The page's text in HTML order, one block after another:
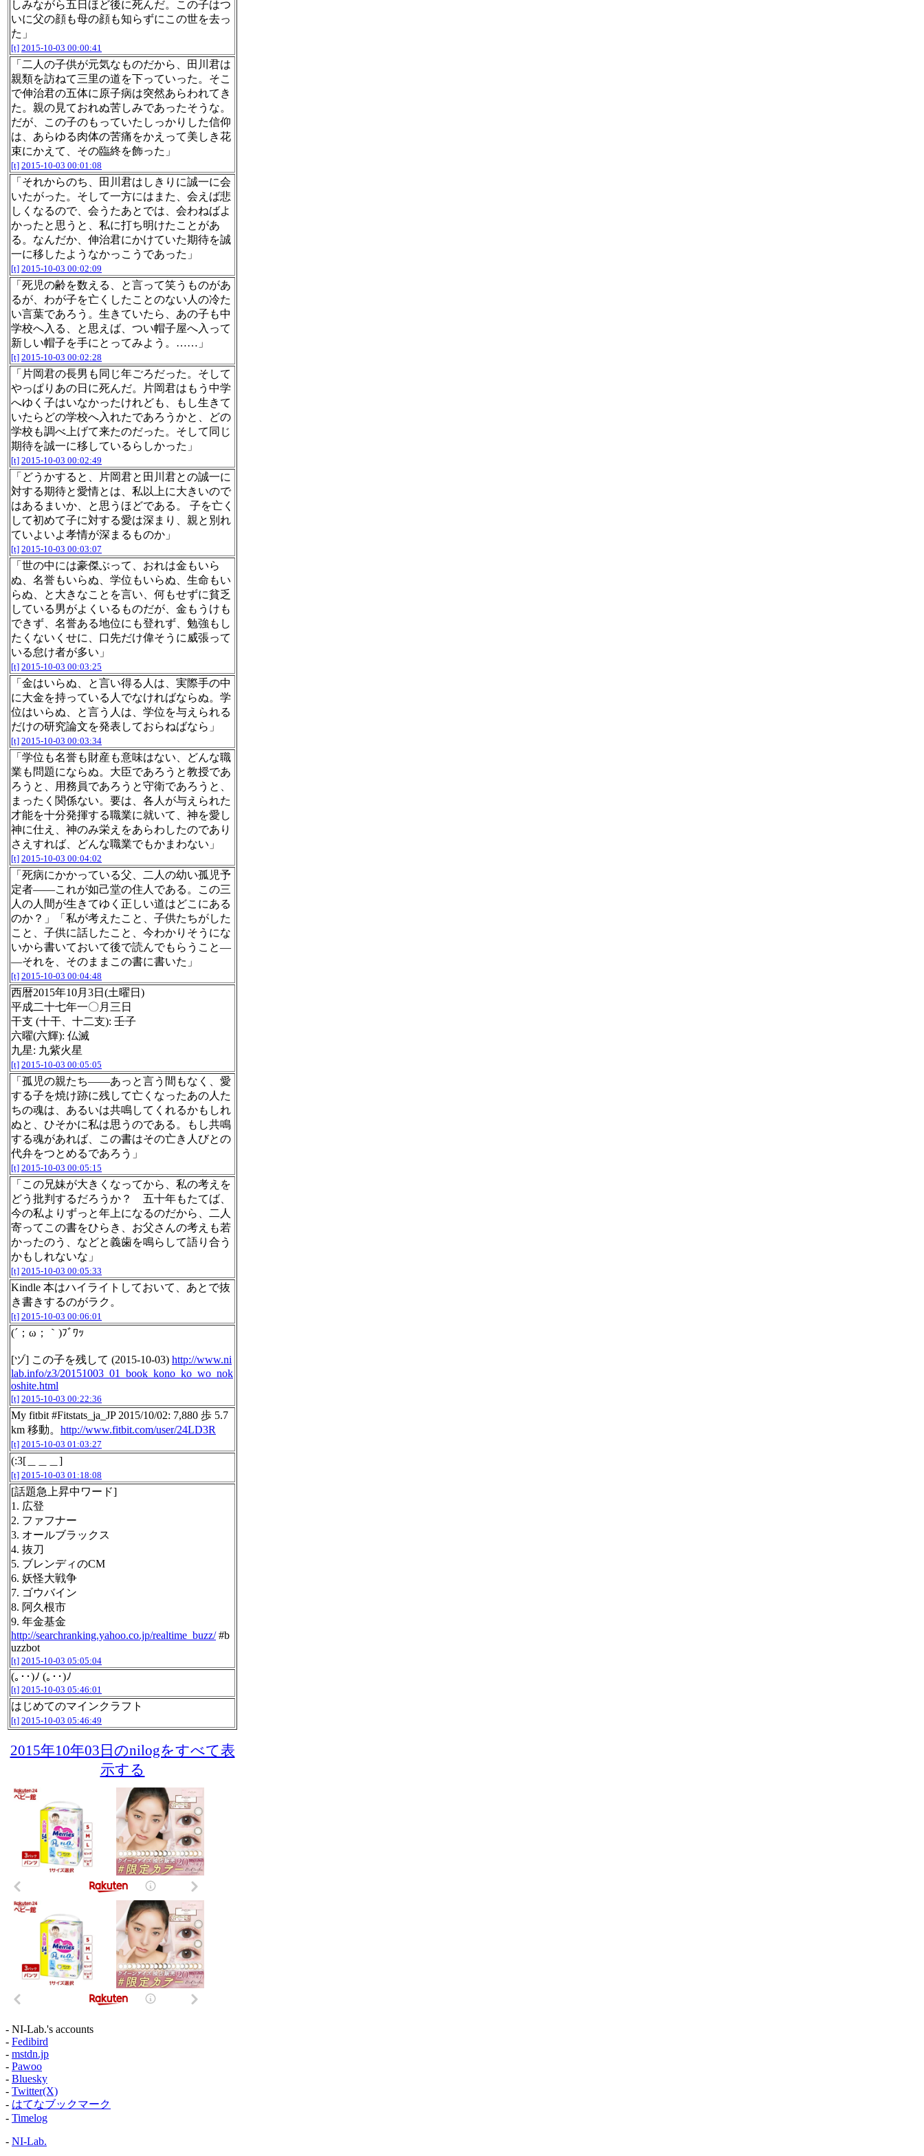
しみながら五日ほど後に死んだ。この子はつ
いに父の顔も母の顔も知らずにこの世を去っ
た」
[t] 2015-10-03 00:00:41
「二人の子供が元気なものだから、田川君は
親類を訪ねて三里の道を下っていった。そこ
で伸治君の五体に原子病は突然あらわれてき
た。親の見ておれぬ苦しみであったそうな。
だが、この子のもっていたしっかりした信仰
は、あらゆる肉体の苦痛をかえって美しき花
束にかえて、その臨終を飾った」
[t] 2015-10-03 00:01:08
「それからのち、田川君はしきりに誠一に会
いたがった。そして一方にはまた、会えば悲
しくなるので、会うたあとでは、会わねばよ
かったと思うと、私に打ち明けたことがあ
る。なんだか、伸治君にかけていた期待を誠
一に移したようなかっこうであった」
[t] 2015-10-03 00:02:09
「死児の齢を数える、と言って笑うものがあ
るが、わが子を亡くしたことのない人の冷た
い言葉であろう。生きていたら、あの子も中
学校へ入る、と思えば、つい帽子屋へ入って
新しい帽子を手にとってみよう。……」
[t] 2015-10-03 00:02:28
「片岡君の長男も同じ年ごろだった。そして
やっぱりあの日に死んだ。片岡君はもう中学
へゆく子はいなかったけれども、もし生きて
いたらどの学校へ入れたであろうかと、どの
学校も調べ上げて来たのだった。そして同じ
期待を誠一に移しているらしかった」
[t] 2015-10-03 00:02:49
「どうかすると、片岡君と田川君との誠一に
対する期待と愛情とは、私以上に大きいので
はあるまいか、と思うほどである。 子を亡く
して初めて子に対する愛は深まり、親と別れ
ていよいよ孝情が深まるものか」
[t] 2015-10-03 00:03:07
「世の中には豪傑ぶって、おれは金もいら
ぬ、名誉もいらぬ、学位もいらぬ、生命もい
らぬ、と大きなことを言い、何もせずに貧乏
している男がよくいるものだが、金もうけも
できず、名誉ある地位にも登れず、勉強もし
たくないくせに、口先だけ偉そうに威張って
いる怠け者が多い」
[t] 2015-10-03 00:03:25
「金はいらぬ、と言い得る人は、実際手の中
に大金を持っている人でなければならぬ。学
位はいらぬ、と言う人は、学位を与えられる
だけの研究論文を発表しておらねばなら」
[t] 2015-10-03 00:03:34
「学位も名誉も財産も意味はない、どんな職
業も問題にならぬ。大臣であろうと教授であ
ろうと、用務員であろうと守衛であろうと、
まったく関係ない。要は、各人が与えられた
才能を十分発揮する職業に就いて、神を愛し
神に仕え、神のみ栄えをあらわしたのであり
さえすれば、どんな職業でもかまわない」
[t] 2015-10-03 00:04:02
「死病にかかっている父、二人の幼い孤児予
定者――これが如己堂の住人である。この三
人の人間が生きてゆく正しい道はどこにある
のか？」「私が考えたこと、子供たちがした
こと、子供に話したこと、今わかりそうにな
いから書いておいて後で読んでもらうこと―
―それを、そのままこの書に書いた」
[t] 2015-10-03 00:04:48
西暦2015年10月3日(土曜日)
平成二十七年一〇月三日
干支 (十干、十二支): 壬子
六曜(六輝): 仏滅
九星: 九紫火星
[t] 2015-10-03 00:05:05
「孤児の親たち――あっと言う間もなく、愛
する子を焼け跡に残して亡くなったあの人た
ちの魂は、あるいは共鳴してくれるかもしれ
ぬと、ひそかに私は思うのである。もし共鳴
する魂があれば、この書はその亡き人びとの
代弁をつとめるであろう」
[t] 2015-10-03 00:05:15
「この兄妹が大きくなってから、私の考えを
どう批判するだろうか？ 五十年もたてば、
今の私よりずっと年上になるのだから、二人
寄ってこの書をひらき、お父さんの考えも若
かったのう、などと義歯を鳴らして語り合う
かもしれないな」
[t] 2015-10-03 00:05:33
Kindle 本はハイライトしておいて、あとで抜
き書きするのがラク。
[t] 2015-10-03 00:06:01
(´；ω；｀)ﾌﾞﾜｯ
[ヅ] この子を残して (2015-10-03) http://www.ni
lab.info/z3/20151003_01_book_kono_ko_wo_nok
oshite.html
[t] 2015-10-03 00:22:36
My fitbit #Fitstats_ja_JP 2015/10/02: 7,880 歩 5.7
km 移動。 http://www.fitbit.com/user/24LD3R
[t] 2015-10-03 01:03:27
(:3[＿＿＿]
[t] 2015-10-03 01:18:08
[話題急上昇中ワード]
1. 広登
2. ファフナー
3. オールブラックス
4. 抜刀
5. ブレンディのCM
6. 妖怪大戦争
7. ゴウバイン
8. 阿久根市
9. 年金基金
http://searchranking.yahoo.co.jp/realtime_buzz/#b
uzzbot
[t] 2015-10-03 05:05:04
(｡･･)ﾉ (｡･･)ﾉ
[t] 2015-10-03 05:46:01
はじめてのマインクラフト
[t] 2015-10-03 05:46:49
2015年10年03日のnilogをすべて表
示する
- NI-Lab.'s accounts
- Fedibird
- mstdn.jp
- Pawoo
- Bluesky
- Twitter(X)
- はてなブックマーク
- Timelog
- NI-Lab.